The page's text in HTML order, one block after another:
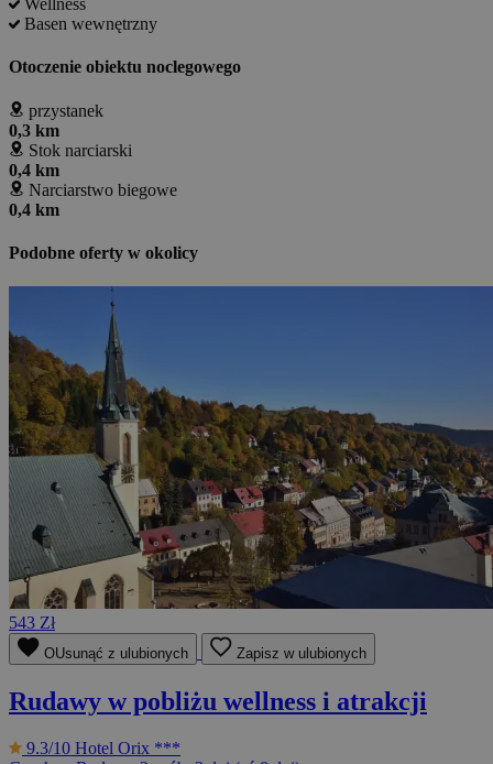
Wellness
Basen wewnętrzny
Otoczenie obiektu noclegowego
przystanek
0,3 km
Stok narciarski
0,4 km
Narciarstwo biegowe
0,4 km
Podobne oferty w okolicy
543 Zł
OUsunąć z ulubionych Zapisz w ulubionych
Rudawy w pobliżu wellness i atrakcji
9.3/10 Hotel Orix ***